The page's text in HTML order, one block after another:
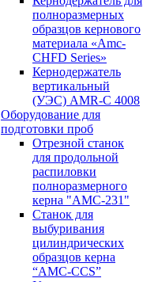
полноразмерных
образцов кернового
материала «Amc-
CHFD Series»
Кернодержатель
вертикальный
(УЭС) AMR-C 4008
Оборудование для
подготовки проб
Отрезной станок
для продольной
распиловки
полноразмерного
керна "AMC-231"
Станок для
выбуривания
цилиндрических
образцов керна
“AMC-CCS”